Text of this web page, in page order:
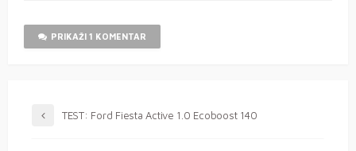
PRIKAŽI 1 KOMENTAR
TEST: Ford Fiesta Active 1.0 Ecoboost 140